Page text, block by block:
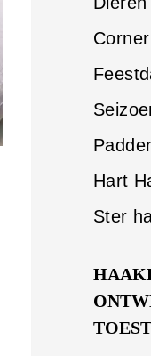
Hart
Ster